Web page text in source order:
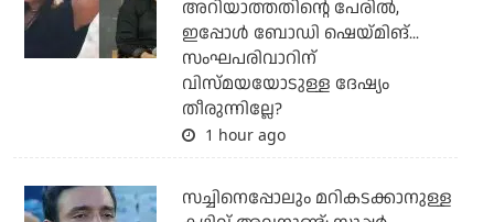
അറിയാത്തതിന്റെ പേരില്‍,
ഇപ്പോള്‍ ബോഡി ഷെയ്മിങ്...
സംഘപരിവാറിന്
വിസ്മയയോടുള്ള ദേഷ്യം
തീരുന്നില്ലേ?
1 hour ago
സച്ചിനെപ്പോലും മറികടക്കാനുള്ള